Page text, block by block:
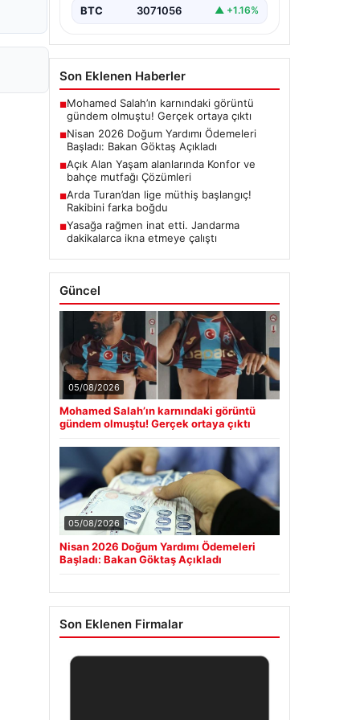
BTC 3071056 ▲ +1.16%
Son Eklenen Haberler
■Mohamed Salah’ın karnındaki görüntü
gündem olmuştu! Gerçek ortaya çıktı
■Nisan 2026 Doğum Yardımı Ödemeleri
Başladı: Bakan Göktaş Açıkladı
■Açık Alan Yaşam alanlarında Konfor ve
bahçe mutfağı Çözümleri
■Arda Turan’dan lige müthiş başlangıç!
Rakibini farka boğdu
■Yasağa rağmen inat etti. Jandarma
dakikalarca ikna etmeye çalıştı
Güncel
05/08/2026
Mohamed Salah’ın karnındaki görüntü
gündem olmuştu! Gerçek ortaya çıktı
05/08/2026
Nisan 2026 Doğum Yardımı Ödemeleri
Başladı: Bakan Göktaş Açıkladı
Son Eklenen Firmalar